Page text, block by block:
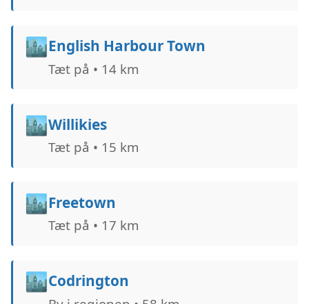
🏙️English Harbour Town
Tæt på • 14 km
🏙️Willikies
Tæt på • 15 km
🏙️Freetown
Tæt på • 17 km
🏙️Codrington